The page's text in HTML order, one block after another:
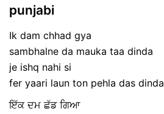
punjabi
Ik dam chhad gya
sambhalne da mauka taa dinda
je ishq nahi si
fer yaari laun ton pehla das dinda
ਇੱਕ ਦਮ ਛੱਡ ਗਿਆ